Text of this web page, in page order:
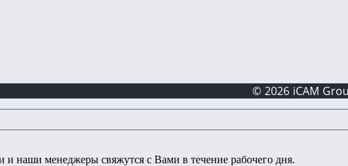
© 2026 iCAM
и наши менеджеры свяжутся с Вами в течение рабочего дня.